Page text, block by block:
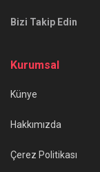
Bizi Takip Edin
Kurumsal
Künye
Hakkımızda
Çerez Politikası